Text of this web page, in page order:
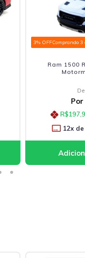
3% OFFComprando 3
Ram 1500
De
Por
12x de